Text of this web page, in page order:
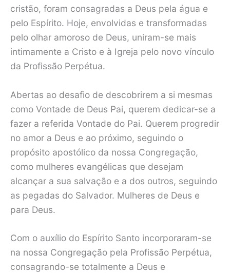
cristão, foram consagradas a Deus pela água e
pelo Espírito. Hoje, envolvidas e transformadas
pelo olhar amoroso de Deus, uniram-se mais
intimamente a Cristo e à Igreja pelo novo vínculo
da Profissão Perpétua.
Abertas ao desafio de descobrirem a si mesmas
como Vontade de Deus Pai, querem dedicar-se a
fazer a referida Vontade do Pai. Querem progredir
no amor a Deus e ao próximo, seguindo o
propósito apostólico da nossa Congregação,
como mulheres evangélicas que desejam
alcançar a sua salvação e a dos outros, seguindo
as pegadas do Salvador. Mulheres de Deus e
para Deus.
Com o auxílio do Espírito Santo incorporaram-se
na nossa Congregação pela Profissão Perpétua,
consagrando-se totalmente a Deus e